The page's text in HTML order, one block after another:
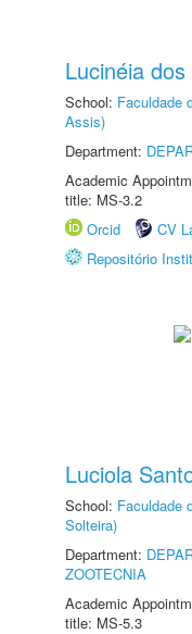
Lucinéia
School: Faculdade
Assis)
Department:
Academic
title: MS-3.2
Orcid
CV
Repositório
Luciola
School: Faculdade
Solteira)
Department:
ZOOTECNIA
Academic
title: MS-5.3